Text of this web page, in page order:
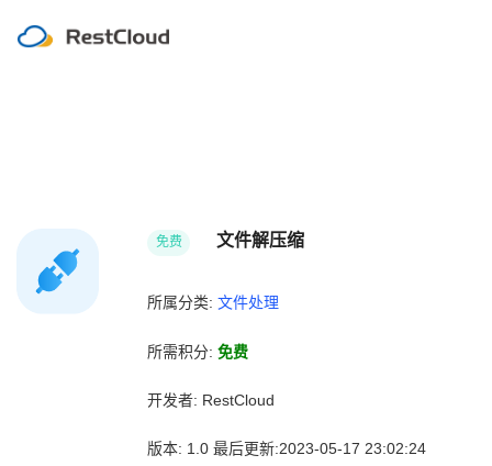
免费 文件解压缩
所属分类:文件处理
所需积分:免费
开发者: RestCloud
版本: 1.0 最后更新:2023-05-17 23:02:24